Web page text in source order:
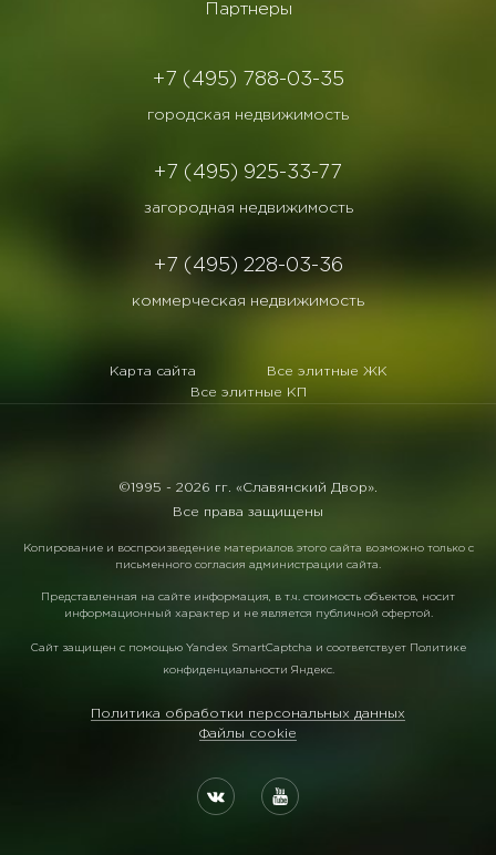
Партнеры
+7 (495) 788-03-35
городская недвижимость
+7 (495) 925-33-77
загородная недвижимость
+7 (495) 228-03-36
коммерческая недвижимость
Карта сайта
Все элитные ЖК
Все элитные КП
©1995 - 2026 гг. «Славянский Двор».
Все права защищены
Копирование и воспроизведение материалов этого сайта возможно только с
письменного согласия администрации сайта.
Представленная на сайте информация, в т.ч. стоимость объектов, носит
информационный характер и не является публичной офертой.
Сайт защищен с помощью Yandex SmartCaptcha и соответствует Политике
конфиденциальности Яндекс.
Политика обработки персональных данных
Файлы cookie